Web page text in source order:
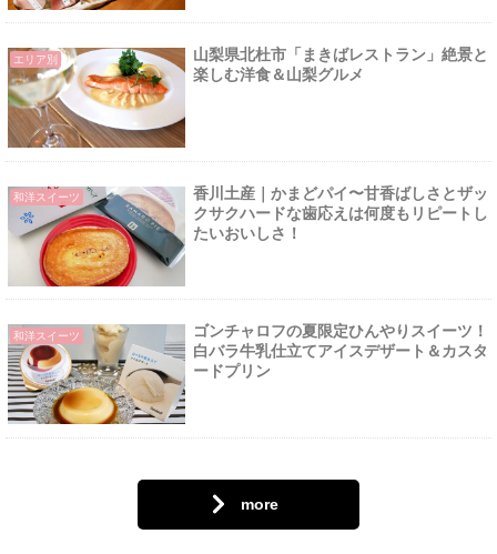
エリア別
山梨県北杜市「まきばレストラン」絶景と
楽しむ洋食＆山梨グルメ
和洋スイーツ
香川土産｜かまどパイ〜甘香ばしさとザッ
クサクハードな歯応えは何度もリピートし
たいおいしさ！
和洋スイーツ
ゴンチャロフの夏限定ひんやりスイーツ！
白バラ牛乳仕立てアイスデザート＆カスタ
ードプリン
more